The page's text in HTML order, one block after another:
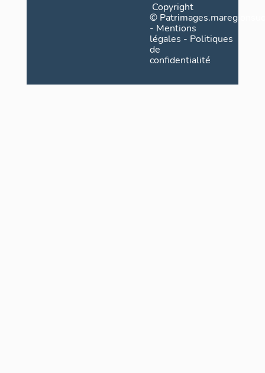
Copyright
©
- Mentions
légales - Politiques
de
confidentialité